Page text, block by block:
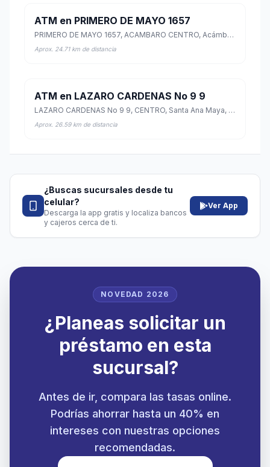
ATM en PRIMERO DE MAYO 1657
PRIMERO DE MAYO 1657, ACAMBARO CENTRO, Acámbaro, Guanajuato
Aprox. 24.71 km de distancia
ATM en LAZARO CARDENAS No 9 9
LAZARO CARDENAS No 9 9, CENTRO, Santa Ana Maya, Michoacán de Ocampo
Aprox. 26.59 km de distancia
¿Buscas sucursales desde tu
celular?
Descarga la app gratis y localiza bancos
y cajeros cerca de ti.
Ver App
NOVEDAD 2026
¿Planeas solicitar un
préstamo en esta
sucursal?
Antes de ir, compara las tasas online.
Podrías ahorrar hasta un 40% en
intereses con nuestras opciones
recomendadas.